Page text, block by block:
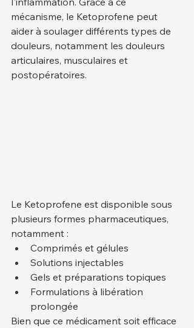
mécanisme, le Ketoprofene peut
aider à soulager différents types de
douleurs, notamment les douleurs
articulaires, musculaires et
postopératoires.
Le Ketoprofene est disponible sous
plusieurs formes pharmaceutiques,
notamment :
Comprimés et gélules
Solutions injectables
Gels et préparations topiques
Formulations à libération
prolongée
Bien que ce médicament soit efficace